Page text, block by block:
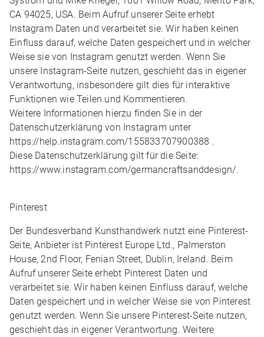
CA 94025, USA. Beim Aufruf unserer Seite erhebt
Instagram Daten und verarbeitet sie. Wir haben keinen
Einfluss darauf, welche Daten gespeichert und in welcher
Weise sie von Instagram genutzt werden. Wenn Sie
unsere Instagram-Seite nutzen, geschieht das in eigener
Verantwortung, insbesondere gilt dies für interaktive
Funktionen wie Teilen und Kommentieren.
Weitere Informationen hierzu finden Sie in der
Datenschutzerklärung von Instagram unter
https://help.instagram.com/155833707900388 .
Diese Datenschutzerklärung gilt für die Seite:
https://www.instagram.com/germancraftsanddesign/.
Pinterest
Der Bundesverband Kunsthandwerk nutzt eine Pinterest-
Seite, Anbieter ist Pinterest Europe Ltd., Palmerston
House, 2nd Floor, Fenian Street, Dublin, Ireland. Beim
Aufruf unserer Seite erhebt Pinterest Daten und
verarbeitet sie. Wir haben keinen Einfluss darauf, welche
Daten gespeichert und in welcher Weise sie von Pinterest
genutzt werden. Wenn Sie unsere Pinterest-Seite nutzen,
geschieht das in eigener Verantwortung. Weitere